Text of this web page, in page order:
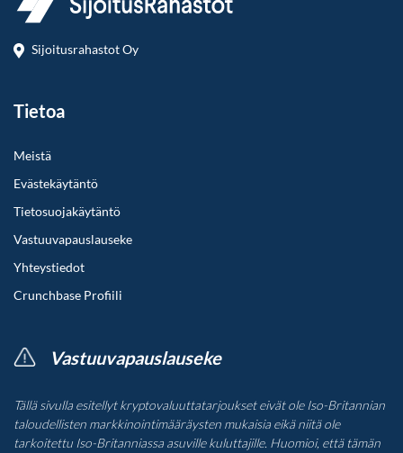
Sijoitusrahastot Oy
Tietoa
Meistä
Evästekäytäntö
Tietosuojakäytäntö
Vastuuvapauslauseke
Yhteystiedot
Crunchbase Profiili
Vastuuvapauslauseke
Tällä sivulla esitellyt kryptovaluuttatarjoukset eivät ole Iso-Britannian
taloudellisten markkinointimääräysten mukaisia eikä niitä ole
tarkoitettu Iso-Britanniassa asuville kuluttajille. Huomioi, että tämän